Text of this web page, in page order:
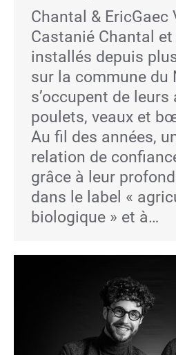
Chantal & EricGaec
Castanié Chantal
installés depuis
sur la commune du
s’occupent de leurs
poulets, veaux et
Au fil des années,
relation de
grâce à leur
dans le label «
biologique » et à…